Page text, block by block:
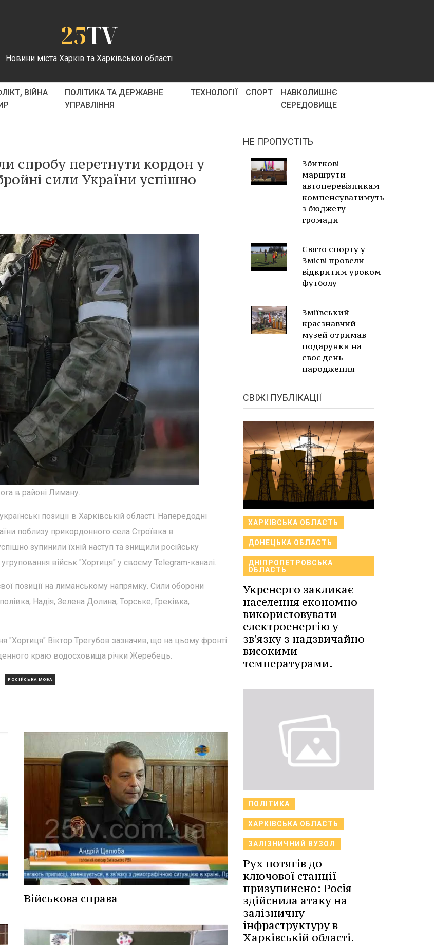
25TV
Новини міста Харків та Харківської області
ВІЙНА
ПОЛІТИКА ТА ДЕРЖАВНЕ
УПРАВЛІННЯ
ТЕХНОЛОГІЇ СПОРТ
НАВКОЛИШНЄ
СЕРЕДОВИЩЕ
спробу перетнути кордон у
сили України успішно
в районі Лиману.
позиції в Харківській області. Напередодні
поблизу прикордонного села Строївка в
зупинили їхній наступ та знищили російську
військ "Хортиця" у своєму Telegram-каналі.
позиції на лиманському напрямку. Сили оборони
Надія, Зелена Долина, Торське, Греківка,
"Хортиця" Віктор Трегубов зазначив, що на цьому фронті
краю водосховища річки Жеребець.
РОСІЙСЬКА МОВА
Військова справа
НЕ ПРОПУСТІТЬ
Збиткові
маршрути
автоперевізникам
компенсуватимуть
з бюджету
громади
Свято спорту у
Змієві провели
відкритим уроком
футболу
Зміївський
краєзнавчий
музей отримав
подарунки на
своє день
народження
СВІЖІ ПУБЛІКАЦІЇ
ХАРКІВСЬКА ОБЛАСТЬ
ДОНЕЦЬКА ОБЛАСТЬ
ДНІПРОПЕТРОВСЬКА
ОБЛАСТЬ
Укренерго закликає
населення економно
використовувати
електроенергію у
зв'язку з надзвичайно
високими
температурами.
ПОЛІТИКА
ХАРКІВСЬКА ОБЛАСТЬ
ЗАЛІЗНИЧНИЙ ВУЗОЛ
Рух потягів до
ключової станції
призупинено: Росія
здійснила атаку на
залізничну
інфраструктуру в
Харківській області.